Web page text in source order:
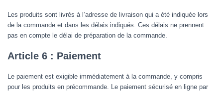
Les produits sont livrés à l’adresse de livraison qui a été indiquée lors
de la commande et dans les délais indiqués. Ces délais ne prennent
pas en compte le délai de préparation de la commande.
Article 6 : Paiement
Le paiement est exigible immédiatement à la commande, y compris
pour les produits en précommande. Le paiement sécurisé en ligne par